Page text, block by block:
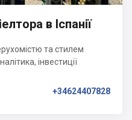
в Іспанії
та стилем
інвестиції
+34624407828